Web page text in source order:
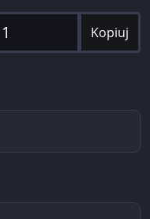
Kopiuj